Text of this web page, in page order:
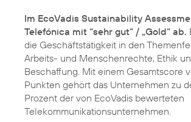
Im EcoVadis Sustainability
Telefónica mit “sehr gut” / „Gold“ ab.
die Geschäftstätigkeit in den
Arbeits- und Menschenrechte, Ethik
Beschaffung. Mit einem Gesamtscore
Punkten gehört das Unternehmen zu
Prozent der von EcoVadis bewerteten
Telekommunikationsunternehmen.